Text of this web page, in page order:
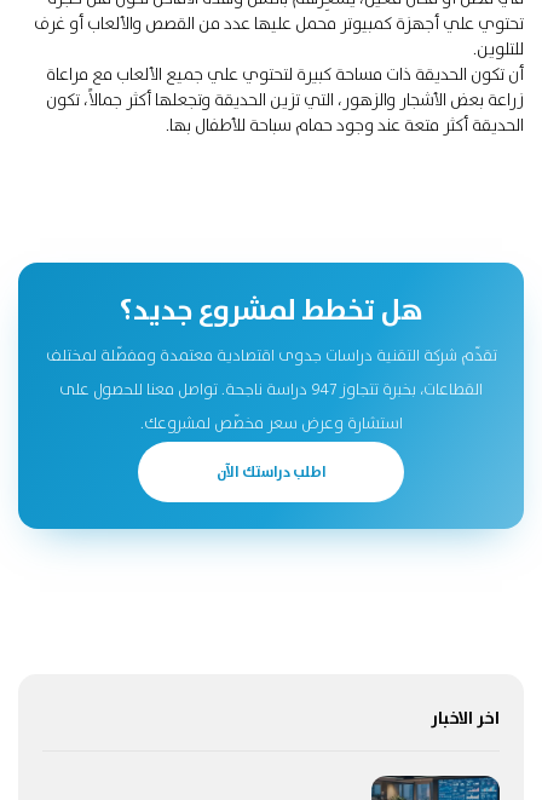
تحتوي علي أجهزة كمبيوتر محمل عليها عدد من القصص والألعاب أو غرف
للتلوين.
أن تكون الحديقة ذات مساحة كبيرة لتحتوي علي جميع الألعاب مع مراعاة
زراعة بعض الأشجار والزهور، التي تزين الحديقة وتجعلها أكثر جمالاً، تكون
الحديقة أكثر متعة عند وجود حمام سباحة للأطفال بها.
هل تخطط لمشروع جديد؟
تقدّم شركة التقنية دراسات جدوى اقتصادية معتمدة ومفصّلة لمختلف
القطاعات، بخبرة تتجاوز 947 دراسة ناجحة. تواصل معنا للحصول على
استشارة وعرض سعر مخصّص لمشروعك.
اطلب دراستك الآن
اخر الاخبار